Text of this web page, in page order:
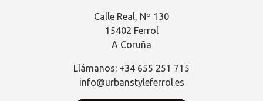
Calle Real, Nº 130
15402 Ferrol
A Coruña
Llámanos: +34 655 251 715
info@urbanstyleferrol.es